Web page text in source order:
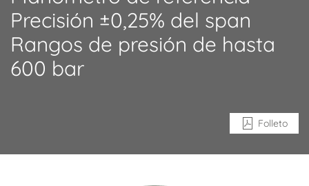
Precisión ±0,25% del span
Rangos de presión de hasta
600 bar
Folleto